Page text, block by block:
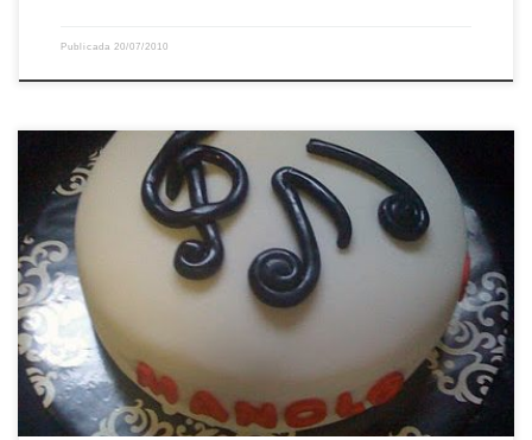
Publicada 20/07/2010
Era el cumpleaños de mi amigo Manolo y yo quería hacerle una pequeña
tarta para celebrarlo. Según sus indicaciones, tenía que ser algo sencillo y de
plátano, así que como él es músico estaba claro cuál iba a ser la temática
Además estrené uno de los moldes que he […]